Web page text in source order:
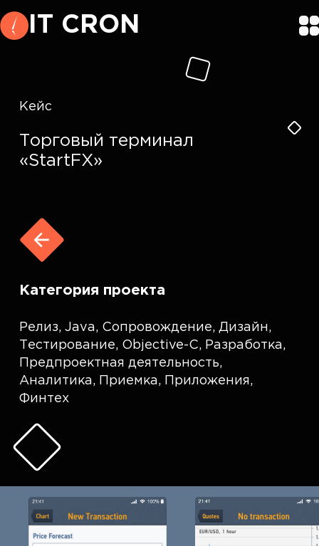
IT CRON
Кейс
Торговый терминал
«StartFX»
Категория проекта
Релиз,Java, Сопровождение, Дизайн,
Тестирование, Objective-C, Разработка,
Предпроектная деятельность,
Аналитика, Приемка, Приложения,
Финтех